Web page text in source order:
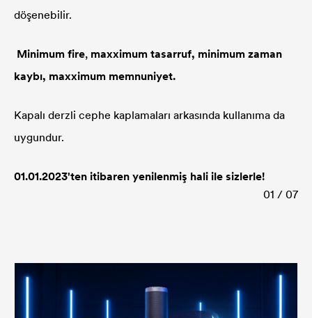
döşenebilir.
Minimum fire, maxximum tasarruf, minimum zaman
kaybı, maxximum memnuniyet.
Kapalı derzli cephe kaplamaları arkasında kullanıma da
uygundur.
01.01.2023'ten itibaren yenilenmiş hali ile sizlerle!
01 / 07